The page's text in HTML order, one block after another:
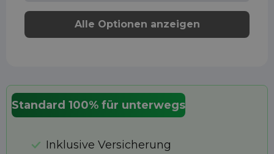
Alle Optionen anzeigen
Standard 100% für unterwegs
Inklusive Versicherung